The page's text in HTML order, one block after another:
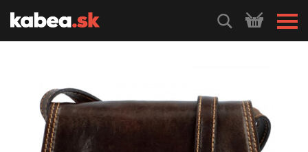
HLEDEJ